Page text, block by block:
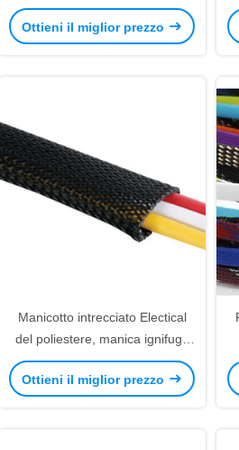
manicotto dell'UL RoHS per
attrezzatura automatica
Ottieni il miglior prezzo
Manicotto intrecciato Electical
del poliestere, manica ignifuga
alta del filo intrecciato
Ottieni il miglior prezzo